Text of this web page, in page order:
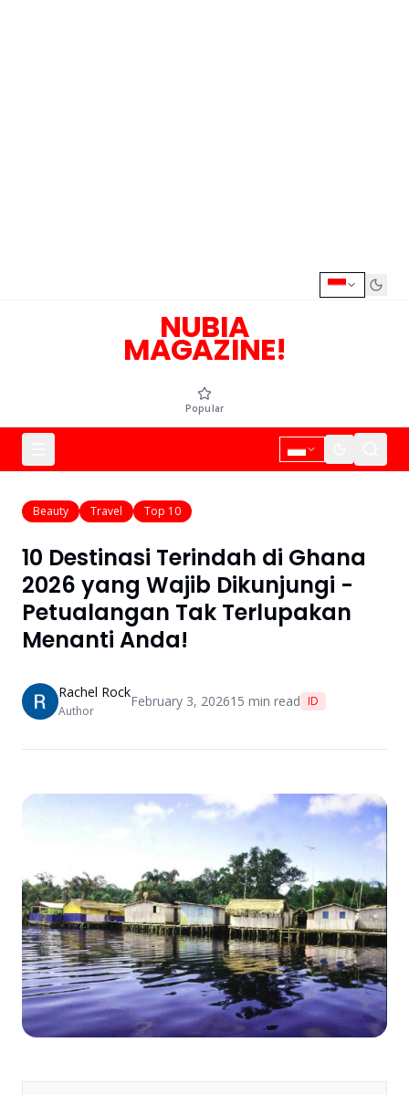
NUBIA
MAGAZINE!
Popular
Beauty Travel Top 10
10 Destinasi Terindah di Ghana
2026 yang Wajib Dikunjungi -
Petualangan Tak Terlupakan
Menanti Anda!
Rachel Rock
Author
February 3, 202615 min read ID